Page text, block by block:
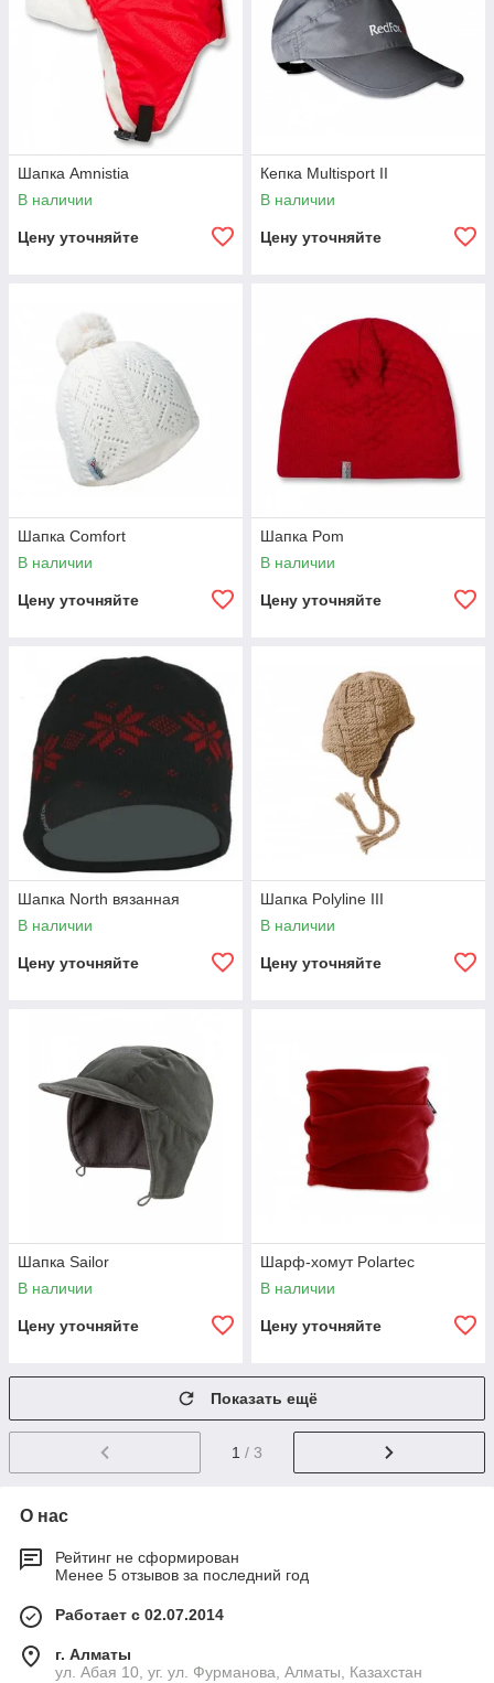
Шапка Amnistia
В наличии
Цену уточняйте
Кепка Multisport II
В наличии
Цену уточняйте
Шапка Comfort
В наличии
Цену уточняйте
Шапка Pom
В наличии
Цену уточняйте
Шапка North вязанная
В наличии
Цену уточняйте
Шапка Polyline III
В наличии
Цену уточняйте
Шапка Sailor
В наличии
Цену уточняйте
Шарф-хомут Polartec
В наличии
Цену уточняйте
Показать ещё
1 / 3
О нас
Рейтинг не сформирован
Менее 5 отзывов за последний год
Работает с 02.07.2014
г. Алматы
ул. Абая 10, уг. ул. Фурманова, Алматы, Казахстан